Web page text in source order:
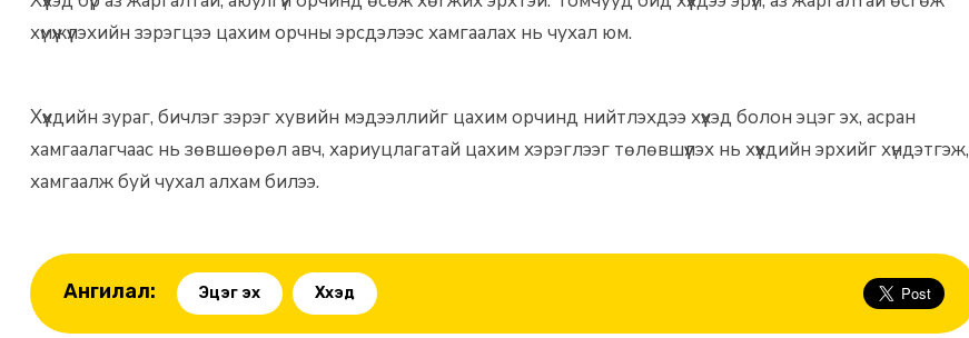
хүмүүжүүлэхийн зэрэгцээ цахим орчны эрсдэлээс хамгаалах нь чухал юм.
Хүүхдийн зураг, бичлэг зэрэг хувийн мэдээллийг цахим орчинд нийтлэхдээ хүүхэд болон эцэг эх, асран
хамгаалагчаас нь зөвшөөрөл авч, хариуцлагатай цахим хэрэглээг төлөвшүүлэх нь хүүхдийн эрхийг хүндэтгэж,
хамгаалж буй чухал алхам билээ.
Ангилал: Эцэг эх Хүүхэд